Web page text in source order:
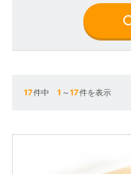
17件中1 ～17件を表示